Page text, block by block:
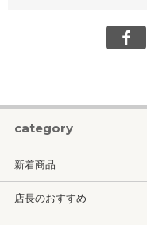
category
新着商品
店長のおすすめ